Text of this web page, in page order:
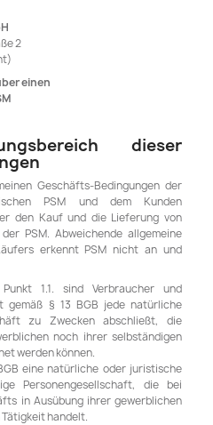
2
einen
dieser
Geschäfts-Bedingungen der
PSM und dem Kunden
den Kauf und die Lieferung von
PSM. Abweichende allgemeine
erkennt PSM nicht an und
1.1. sind Verbraucher und
gemäß § 13 BGB jede natürliche
zu Zwecken abschließt, die
noch ihrer selbständigen
werden können.
eine natürliche oder juristische
Personengesellschaft, die bei
in Ausübung ihrer gewerblichen
handelt.